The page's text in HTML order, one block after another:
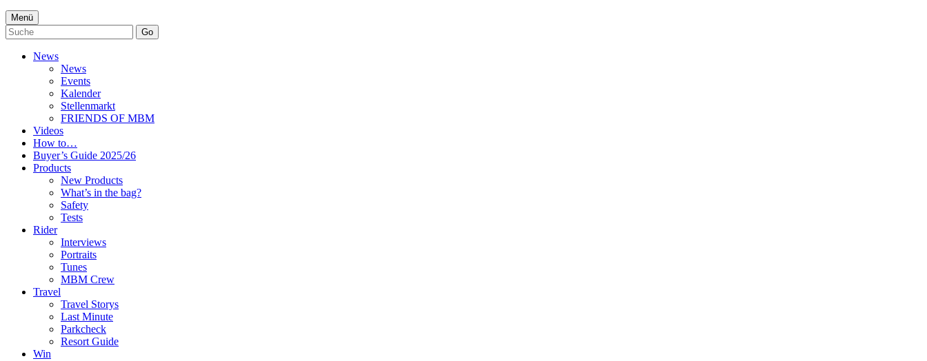
Menü
Go
News
News
Events
Kalender
Stellenmarkt
FRIENDS OF MBM
Videos
How to…
Buyer’s Guide 2025/26
Products
New Products
What’s in the bag?
Safety
Tests
Rider
Interviews
Portraits
Tunes
MBM Crew
Travel
Travel Storys
Last Minute
Parkcheck
Resort Guide
Win